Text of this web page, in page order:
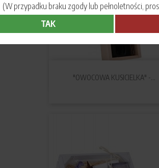
(W przypadku braku zgody lub pełnoletności,
TAK
"OWOCOWA KUSICIELKA" -...